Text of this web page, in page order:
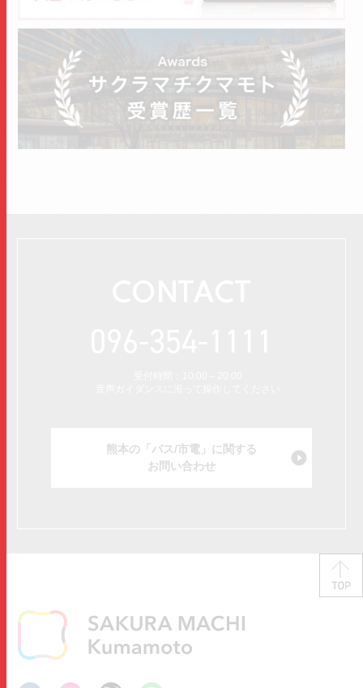
熊本の「バス/市電」に関する
お問い合わせ